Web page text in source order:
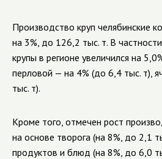
Производство круп челябинские
на 3%, до 126,2 тыс. т. В
крупы в регионе увеличился на
перловой — на 4% (до 6,4 тыс. т),
тыс. т).
Кроме того, отмечен рост
на основе творога (на 8%, до 2,1
продуктов и блюд (на 8%, до 6,0